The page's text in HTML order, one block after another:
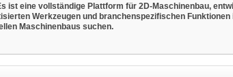
eine vollständige Plattform für 2D-Maschinenbau,
Werkzeugen und branchenspezifischen
Maschinenbaus suchen.